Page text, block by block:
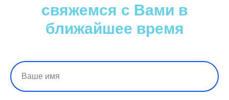
свяжемся с Вами в
ближайшее время